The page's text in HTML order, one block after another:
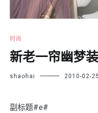
时尚
新老一帘幽梦
shaohai 2010-02-25
副标题#e#